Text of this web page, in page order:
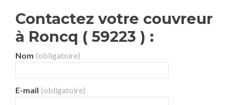
Contactez votre couvreur
à Roncq ( 59223 ) :
Nom (obligatoire)
E-mail (obligatoire)